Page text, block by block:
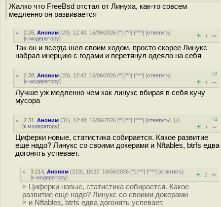
Жалко что FreeBsd отстал от Линуха, как-то совсем
медленно он развивается
2.26 ,Аноним (23), 12:40, 16/06/2026 [^] [^^] [^^^] [ответить]
[к модератору] + / –
Так он и всегда шел своим ходом, просто скорее Линукс
набрал инерцию с годами и перетянул одеяло на себя
2.28 ,Аноним (23), 12:42, 16/06/2026 [^] [^^] [^^^] [ответить]
[к модератору]
+7
+ / –
Лучше уж медленно чем как линукс вбирая в себя кучу
мусора
2.31 ,Аноним (31), 12:48, 16/06/2026 [^] [^^] [^^^] [ответить][↓]
[к модератору]
+1
+ / –
Циферки новые, статистика собирается. Какое развитие
еще надо? Линукс со своими докерами и Nftables, btrfs едва
догонять успевает.
3.214 ,Аноним (213), 18:27, 18/06/2026 [^] [^^] [^^^] [ответить]
[к модератору] + / –
> Циферки новые, статистика собирается. Какое
развитие еще надо? Линукс со своими докерами
> и Nftables, btrfs едва догонять успевает.